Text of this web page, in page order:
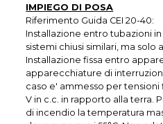
IMPIEGO DI POSA
Riferimento Guida CEI 20-40:
Installazione entro tubazioni
sistemi chiusi similari, ma solo
Installazione fissa entro
apparecchiature di
caso e' ammesso per tensioni
V in c.c. in rapporto alla terra.
di incendio la temperatura